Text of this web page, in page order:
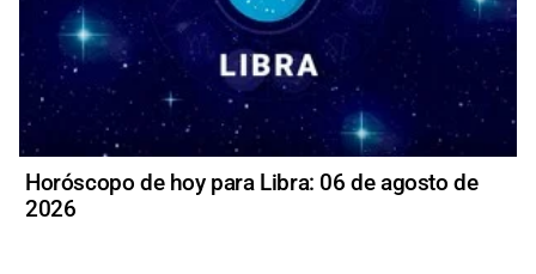
Horóscopo de hoy para Libra: 06 de agosto de
2026